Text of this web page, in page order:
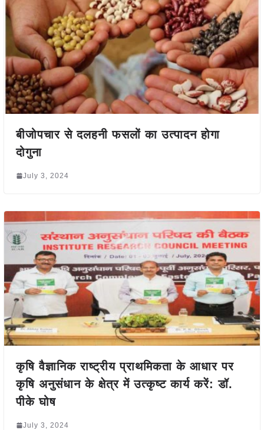
बीजोपचार से दलहनी फसलों का उत्पादन होगा
दोगुना
July 3, 2024
कृषि वैज्ञानिक राष्ट्रीय प्राथमिकता के आधार पर
कृषि अनुसंधान के क्षेत्र में उत्कृष्ट कार्य करें: डॉ.
पीके घोष
July 3, 2024